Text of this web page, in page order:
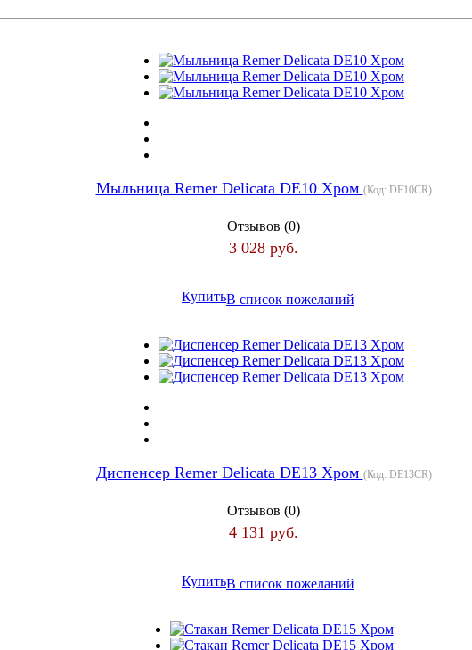
Мыльница Remer Delicata DE10 Хром (Код: DE10CR)
Отзывов (0)
3 028 руб.
КупитьВ список пожеланий
Диспенсер Remer Delicata DE13 Хром (Код: DE13CR)
Отзывов (0)
4 131 руб.
КупитьВ список пожеланий